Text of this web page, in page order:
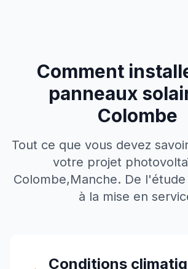
Comment
panneaux
Colombe
Tout ce que vous devez
votre projet
Colombe,Manche. De
à la mise en
Conditions